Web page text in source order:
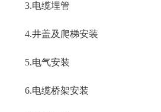
3.电缆埋管
4.井盖及爬梯安装
5.电气安装
6.电缆桥架安装